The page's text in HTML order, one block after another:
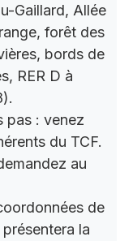
Gaillard, Allée
forêt des
bords de
RER D à
pas : venez
du TCF.
au
de
la